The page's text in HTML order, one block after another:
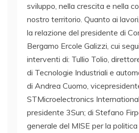
sviluppo, nella crescita e nella
nostro territorio. Quanto ai
la relazione del presidente di
Bergamo Ercole Galizzi, cui
interventi di: Tullio Tolio,
di Tecnologie Industriali e
di Andrea Cuomo,
STMicroelectronics
presidente 3Sun; di Stefano
generale del MISE per la